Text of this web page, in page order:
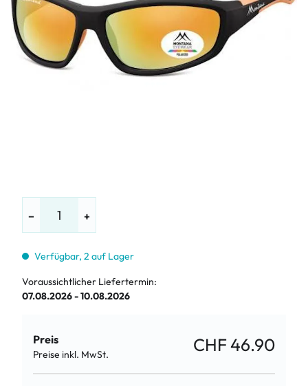
− +
Verfügbar, 2 auf Lager
Voraussichtlicher Liefertermin:
07.08.2026 - 10.08.2026
Preis
Preise inkl. MwSt. CHF 46.90